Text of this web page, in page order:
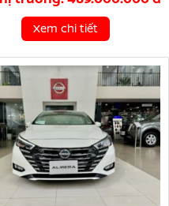
Xem chi tiết